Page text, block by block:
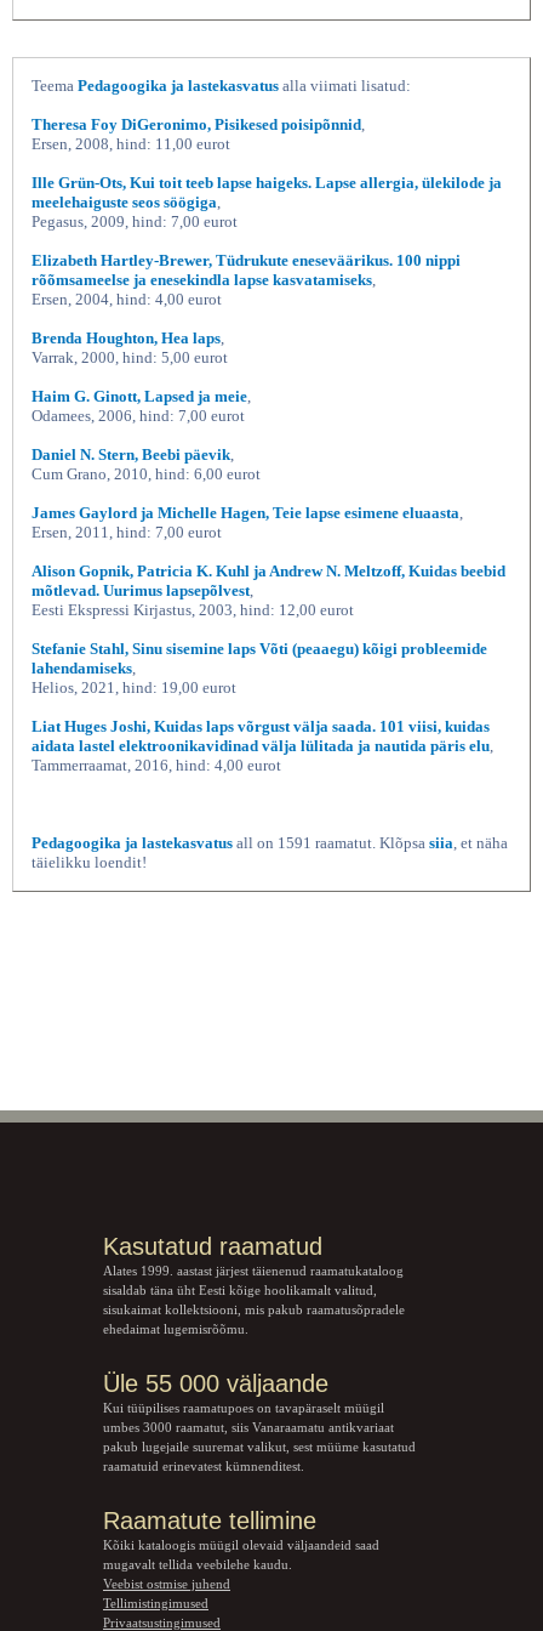
Teema Pedagoogika ja lastekasvatus alla viimati lisatud:
Theresa Foy DiGeronimo, Pisikesed poisipõnnid
Ersen, 2008, hind: 11,00 eurot
Ille Grün-Ots, Kui toit teeb lapse haigeks. Lapse allergia, ülekilode ja
meelehaiguste seos söögiga
Pegasus, 2009, hind: 7,00 eurot
Elizabeth Hartley-Brewer, Tüdrukute eneseväärikus. 100 nippi
rõõmsameelse ja enesekindla lapse kasvatamiseks
Ersen, 2004, hind: 4,00 eurot
Brenda Houghton, Hea laps
Varrak, 2000, hind: 5,00 eurot
Haim G. Ginott, Lapsed ja meie
Odamees, 2006, hind: 7,00 eurot
Daniel N. Stern, Beebi päevik
Cum Grano, 2010, hind: 6,00 eurot
James Gaylord ja Michelle Hagen, Teie lapse esimene eluaasta
Ersen, 2011, hind: 7,00 eurot
Alison Gopnik, Patricia K. Kuhl ja Andrew N. Meltzoff, Kuidas beebid
mõtlevad. Uurimus lapsepõlvest
Eesti Ekspressi Kirjastus, 2003, hind: 12,00 eurot
Stefanie Stahl, Sinu sisemine laps Võti (peaaegu) kõigi probleemide
lahendamiseks
Helios, 2021, hind: 19,00 eurot
Liat Huges Joshi, Kuidas laps võrgust välja saada. 101 viisi, kuidas
aidata lastel elektroonikavidinad välja lülitada ja nautida päris elu
Tammerraamat, 2016, hind: 4,00 eurot
Pedagoogika ja lastekasvatus all on 1591 raamatut. Klõpsa siia , et näha
täielikku loendit!
Kasutatud raamatud
Alates 1999. aastast järjest täienenud raamatukataloog
sisaldab täna üht Eesti kõige hoolikamalt valitud,
sisukaimat kollektsiooni, mis pakub raamatusõpradele
ehedaimat lugemisrõõmu.
Üle 55 000 väljaande
Kui tüüpilises raamatupoes on tavapäraselt müügil
umbes 3000 raamatut, siis Vanaraamatu antikvariaat
pakub lugejaile suuremat valikut, sest müüme kasutatud
raamatuid erinevatest kümnenditest.
Raamatute tellimine
Kõiki kataloogis müügil olevaid väljaandeid saad
mugavalt tellida veebilehe kaudu.
Veebist ostmise juhend
Tellimistingimused
Privaatsustingimused